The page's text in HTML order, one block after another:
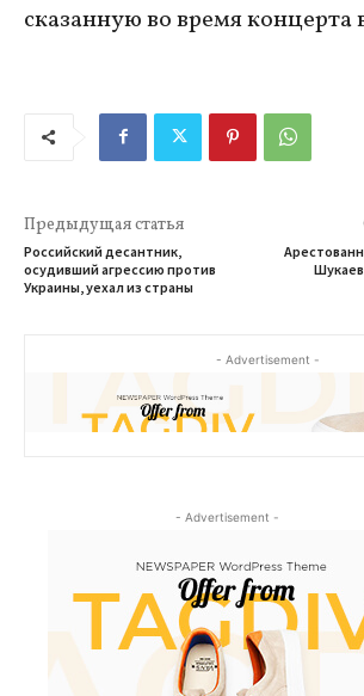
сказанную во время концерта
Предыдущая статья
Российский десантник,
осудивший агрессию против
Украины, уехал из страны
- Advertisement -
- Advertisement -